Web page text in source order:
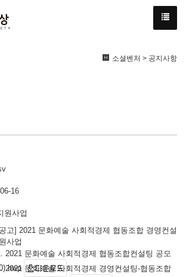
소셜벤처 > 공지사항
16
원사업
고] 2021 문화예술 사회적경제 협동조합 경영컨설
사업
2021 문화예술 사회적경제 협동조합컨설팅 공모
2021 문화예술 사회적경제 경영컨설팅-협동조합